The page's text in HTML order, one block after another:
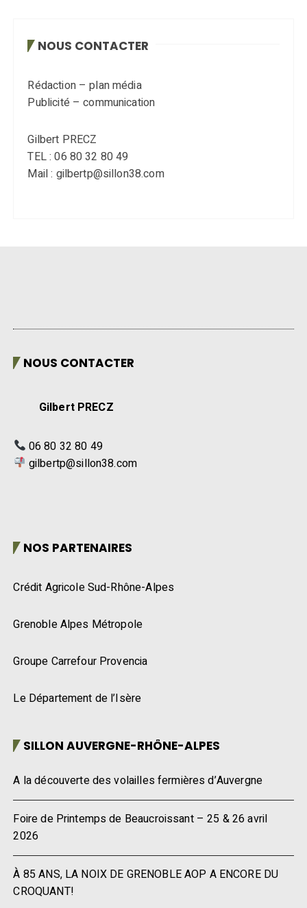
NOUS CONTACTER
Rédaction – plan média
Publicité – communication
Gilbert PRECZ
TEL : 06 80 32 80 49
Mail : gilbertp@sillon38.com
NOUS CONTACTER
Gilbert PRECZ
06 80 32 80 49
gilbertp@sillon38.com
NOS PARTENAIRES
Crédit Agricole Sud-Rhône-Alpes
Grenoble Alpes Métropole
Groupe Carrefour Provencia
Le Département de l’Isère
SILLON AUVERGNE-RHÔNE-ALPES
A la découverte des volailles fermières d’Auvergne
Foire de Printemps de Beaucroissant – 25 & 26 avril
2026
À 85 ANS, LA NOIX DE GRENOBLE AOP A ENCORE DU
CROQUANT!